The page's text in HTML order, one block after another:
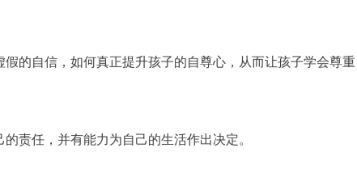
的自信，如何真正提升孩子的自尊心，从而让孩子学会尊
责任，并有能力为自己的生活作出决定。